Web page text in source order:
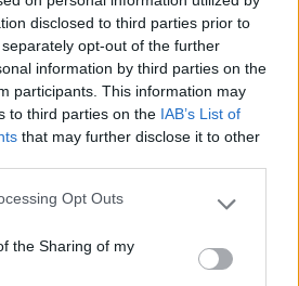
disclosed to third parties prior to
opt-out of the further
information by third parties on the
participants. This information may
to third parties on the IAB’s List of
that may further disclose it to other
app uses one or more Google
usage behaviour. You may click to
Opt Outs
the Sharing of my
piu o meno, e uno spunto sui
che una spesa tra 1500 e 200 € sia
di buono.
per soccorrere altri camper in panne,
completamente morta e si è
con la batteria.
Truck ma non lo fanno piu, una
NOCO, ma per sentito dire.